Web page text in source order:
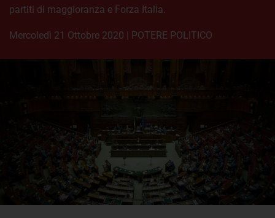
partiti di maggioranza e Forza Italia.
mercoledì 21 Ottobre 2020 | POTERE POLITICO